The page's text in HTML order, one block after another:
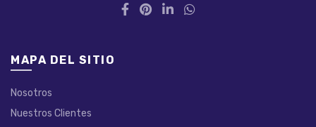
MAPA DEL SITIO
Nosotros
Nuestros Clientes